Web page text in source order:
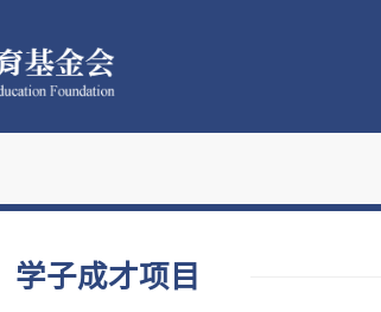
学子成才项目